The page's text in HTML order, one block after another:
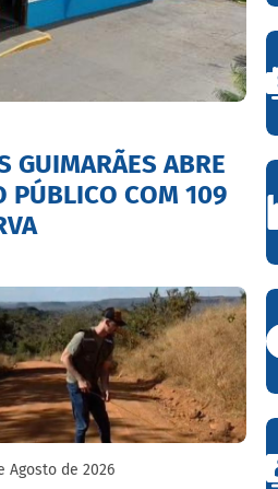
GUIMARÃES ABRE
PÚBLICO COM 109
Agosto de 2026